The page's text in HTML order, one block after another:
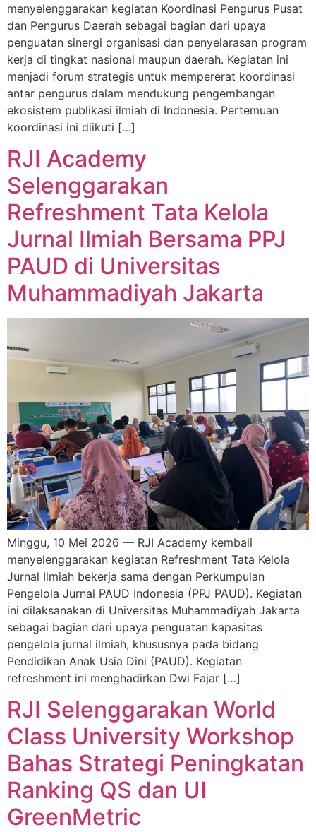
menyelenggarakan kegiatan Koordinasi Pengurus Pusat
dan Pengurus Daerah sebagai bagian dari upaya
penguatan sinergi organisasi dan penyelarasan program
kerja di tingkat nasional maupun daerah. Kegiatan ini
menjadi forum strategis untuk mempererat koordinasi
antar pengurus dalam mendukung pengembangan
ekosistem publikasi ilmiah di Indonesia. Pertemuan
koordinasi ini diikuti […]
RJI Academy
Selenggarakan
Refreshment Tata Kelola
Jurnal Ilmiah Bersama PPJ
PAUD di Universitas
Muhammadiyah Jakarta
Minggu, 10 Mei 2026 — RJI Academy kembali
menyelenggarakan kegiatan Refreshment Tata Kelola
Jurnal Ilmiah bekerja sama dengan Perkumpulan
Pengelola Jurnal PAUD Indonesia (PPJ PAUD). Kegiatan
ini dilaksanakan di Universitas Muhammadiyah Jakarta
sebagai bagian dari upaya penguatan kapasitas
pengelola jurnal ilmiah, khususnya pada bidang
Pendidikan Anak Usia Dini (PAUD). Kegiatan
refreshment ini menghadirkan Dwi Fajar […]
RJI Selenggarakan World
Class University Workshop
Bahas Strategi Peningkatan
Ranking QS dan UI
GreenMetric